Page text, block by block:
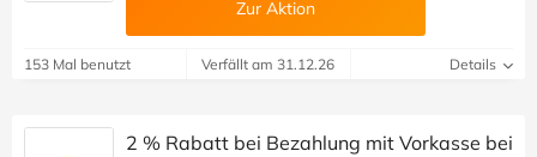
Zur Aktion
153 Mal benutzt Verfällt am 31.12.26 Details
2 % Rabatt bei Bezahlung mit Vorkasse bei